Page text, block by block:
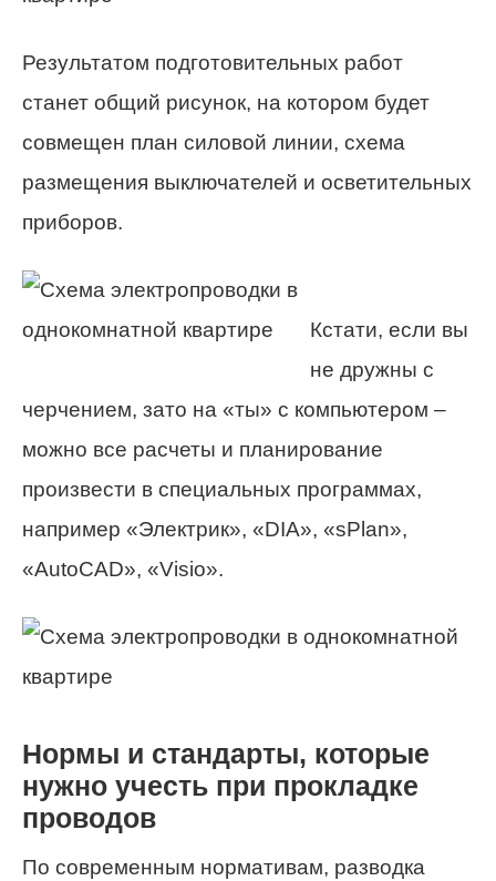
Результатом подготовительных работ
станет общий рисунок, на котором будет
совмещен план силовой линии, схема
размещения выключателей и осветительных
приборов.
Кстати, если вы
не дружны с
черчением, зато на «ты» с компьютером –
можно все расчеты и планирование
произвести в специальных программах,
например «Электрик», «DIA», «sPlan»,
«AutoCAD», «Visio».
Нормы и стандарты, которые
нужно учесть при прокладке
проводов
По современным нормативам, разводка